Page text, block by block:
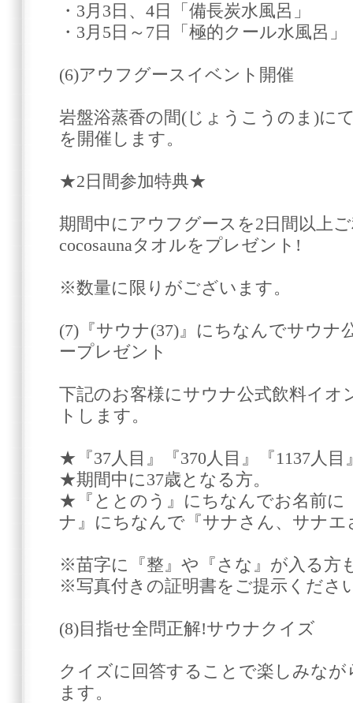
・3月3日、4日「備長炭水風呂」
・3月5日～7日「極的クール水風呂」
(6)アウフグースイベント開催
岩盤浴蒸香の間(じょうこうのま)に
を開催します。
★2日間参加特典★
期間中にアウフグースを2日間以上
cocosaunaタオルをプレゼント!
※数量に限りがございます。
(7)『サウナ(37)』にちなんでサウナ
ープレゼント
下記のお客様にサウナ公式飲料イオ
トします。
★『37人目』『370人目』『1137人
★期間中に37歳となる方。
★『ととのう』にちなんでお名前に
ナ』にちなんで『サナさん、サナエ
※苗字に『整』や『さな』が入る方
※写真付きの証明書をご提示くださ
(8)目指せ全問正解!サウナクイズ
クイズに回答することで楽しみな
ます。